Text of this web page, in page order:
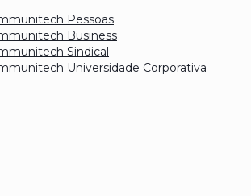
Pessoas
Business
Sindical
Universidade Corporativa